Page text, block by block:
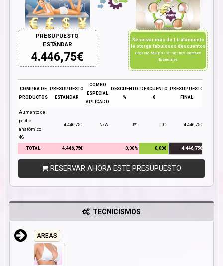
PRESUPUESTO
ESTÁNDAR
4.446,75€
Reservar más de 1 tratamiento
le otorga fabulosos descuentos
Haga clic aquípara ver nuestros Combos
Especiales
COMPRA DE
PRODUCTOS
PRESUPUESTO
ESTÁNDAR
COMBO
ESPECIAL
APLICADO
DESCUENTO
%
DESCUENTO
€
PRESUPUESTO
FINAL
Aumento de
pecho
anatómico
4G
4.446,75€ N/A 0% 0€ 4.446,75€
TOTAL 4.446,75€ 0,00% 0,00€ 4.446,75€
RESERVAR AHORA ESTE PRESUPUESTO
TECNICISMOS
AREAS